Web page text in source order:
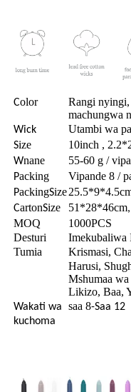
Color
Rangi
machungwa
Wick Utambi wa
Size 10inch ,
Wnane 55-60 g /
Packing Vipande 8 /
PackingSize
CartonSize 51*28*46cm,
MOQ
1000PCS
Desturi
Imekubaliwa
Tumia
Krismasi,
Harusi,
Mshumaa
Likizo, Baa,
Wakati wa
kuchoma
saa 8-Saa 12